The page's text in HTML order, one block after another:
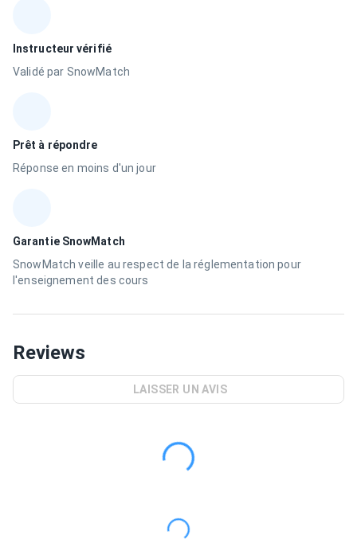
Instructeur vérifié
Validé par SnowMatch
Prêt à répondre
Réponse en moins d'un jour
Garantie SnowMatch
SnowMatch veille au respect de la réglementation pour
l'enseignement des cours
Reviews
LAISSER UN AVIS